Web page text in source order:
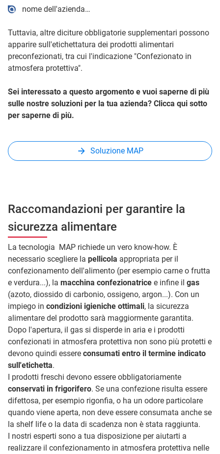
nome dell'azienda…
Tuttavia, altre diciture obbligatorie supplementari possono
apparire sull'etichettatura dei prodotti alimentari
preconfezionati, tra cui l'indicazione "Confezionato in
atmosfera protettiva".
Sei interessato a questo argomento e vuoi saperne di più
sulle nostre soluzioni per la tua azienda? Clicca qui sotto
per saperne di più.
Soluzione MAP
Raccomandazioni per garantire la
sicurezza alimentare
La tecnologia MAP richiede un vero know-how. È
necessario scegliere la pellicola appropriata per il
confezionamento dell'alimento (per esempio carne o frutta
e verdura...), la macchina confezionatrice e infine il gas
(azoto, diossido di carbonio, ossigeno, argon...). Con un
impiego in condizioni igieniche ottimali, la sicurezza
alimentare del prodotto sarà maggiormente garantita.
Dopo l'apertura, il gas si disperde in aria e i prodotti
confezionati in atmosfera protettiva non sono più protetti e
devono quindi essere consumati entro il termine indicato
sull'etichetta.
I prodotti freschi devono essere obbligatoriamente
conservati in frigorifero. Se una confezione risulta essere
difettosa, per esempio rigonfia, o ha un odore particolare
quando viene aperta, non deve essere consumata anche se
la shelf life o la data di scadenza non è stata raggiunta.
I nostri esperti sono a tua disposizione per aiutarti a
realizzare il confezionamento in atmosfera protettiva nelle